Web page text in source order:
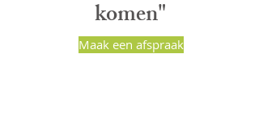
komen"
Maak een afspraak